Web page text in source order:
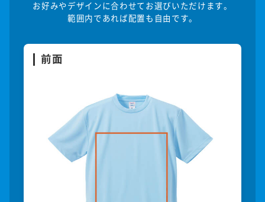
お好みやデザインに合わせてお選びいただけます。
範囲内であれば配置も自由です。
前面